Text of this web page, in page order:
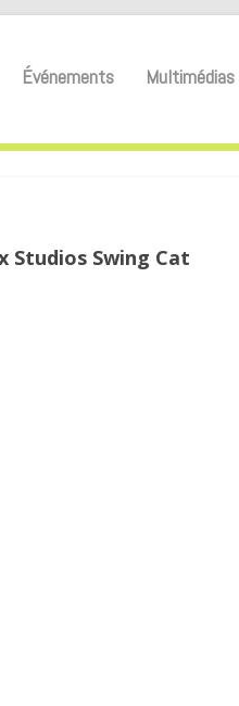
Événements Multimédias
Studios Swing Cat